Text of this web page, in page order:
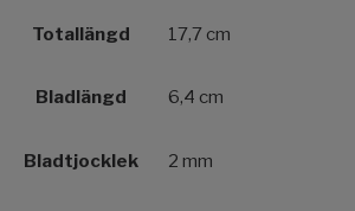
Totallängd 17,7 cm
Bladlängd 6,4 cm
Bladtjocklek 2 mm